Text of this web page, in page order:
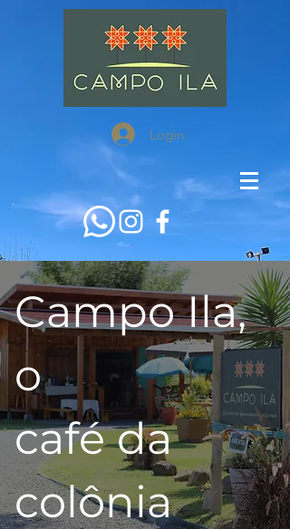
Login
Campo Ila,
o
café da
colônia